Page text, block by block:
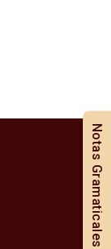
Notas Gramaticales